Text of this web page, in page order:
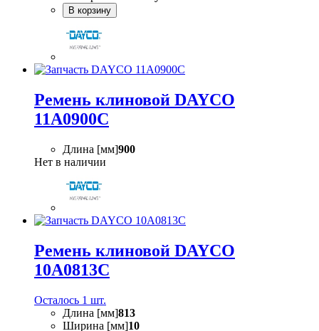
В корзину
Ремень клиновой DAYCO
11A0900C
Длина [мм]900
Нет в наличии
Ремень клиновой DAYCO
10A0813C
Осталось 1 шт.
Длина [мм]813
Ширина [мм]10